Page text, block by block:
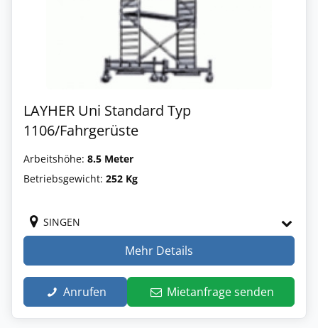
LAYHER Uni Standard Typ
1106/Fahrgerüste
Arbeitshöhe: 8.5 Meter
Betriebsgewicht: 252 Kg
SINGEN
Mehr Details
Anrufen Mietanfrage senden